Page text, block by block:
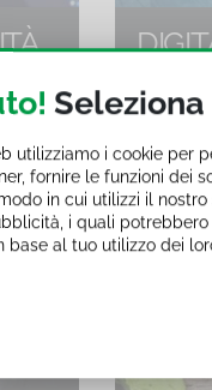
utilizziamo i cookie per
fornire le funzioni dei
in cui utilizzi il
i quali
base al tuo utilizzo dei